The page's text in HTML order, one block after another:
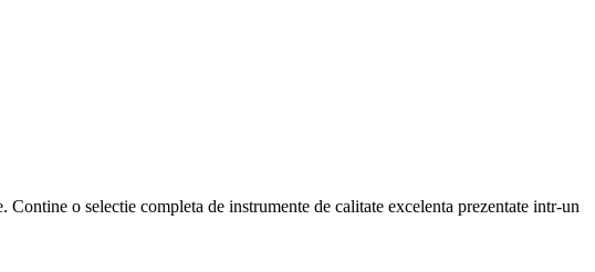
o selectie completa de instrumente de calitate excelenta prezentate intr-un